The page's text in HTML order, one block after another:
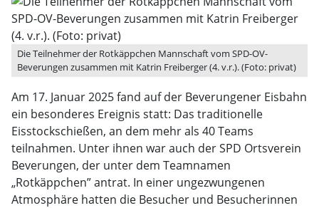
Die Teilnehmer der Rotkäppchen Mannschaft vom SPD-OV-
Beverungen zusammen mit Katrin Freiberger (4. v.r.). (Foto: privat)
Am 17. Januar 2025 fand auf der Beverungener Eisbahn
ein besonderes Ereignis statt: Das traditionelle
Eisstockschießen, an dem mehr als 40 Teams
teilnahmen. Unter ihnen war auch der SPD Ortsverein
Beverungen, der unter dem Teamnamen
„Rotkäppchen” antrat. In einer ungezwungenen
Atmosphäre hatten die Besucher und Besucherinnen